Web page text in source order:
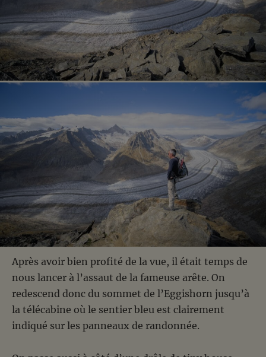
Après avoir bien profité de la vue, il était temps de
nous lancer à l’assaut de la fameuse arête. On
redescend donc du sommet de l’Eggishorn jusqu’à
la télécabine où le sentier bleu est clairement
indiqué sur les panneaux de randonnée.